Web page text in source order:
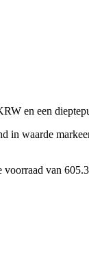
en een
in waarde
van